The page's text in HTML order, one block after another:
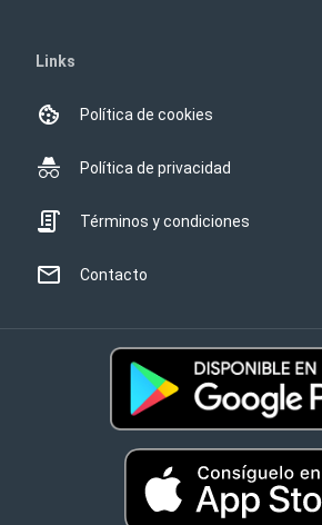
Links
Política de cookies
Política de privacidad
Términos y condiciones
Contacto